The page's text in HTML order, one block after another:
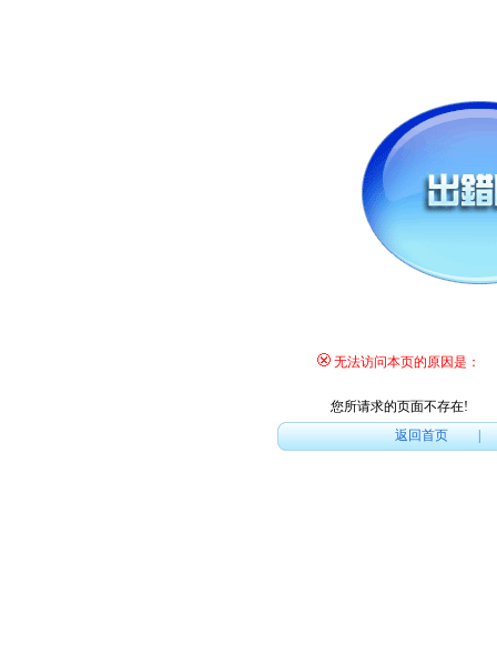
无法访问本页的原因是：
您所请求的页面不存在!
返回首页